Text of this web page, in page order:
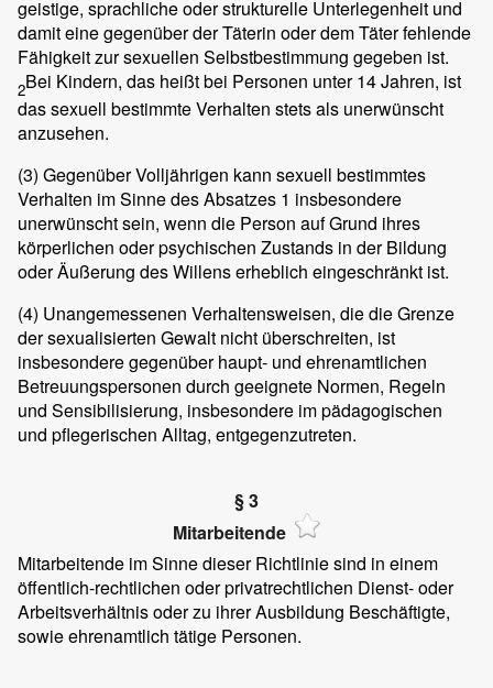
geistige, sprachliche oder strukturelle Unterlegenheit und
damit eine gegenüber der Täterin oder dem Täter fehlende
Fähigkeit zur sexuellen Selbstbestimmung gegeben ist.
2Bei Kindern, das heißt bei Personen unter 14 Jahren, ist
das sexuell bestimmte Verhalten stets als unerwünscht
anzusehen.
(3) Gegenüber Volljährigen kann sexuell bestimmtes
Verhalten im Sinne des Absatzes 1 insbesondere
unerwünscht sein, wenn die Person auf Grund ihres
körperlichen oder psychischen Zustands in der Bildung
oder Äußerung des Willens erheblich eingeschränkt ist.
(4) Unangemessenen Verhaltensweisen, die die Grenze
der sexualisierten Gewalt nicht überschreiten, ist
insbesondere gegenüber haupt- und ehrenamtlichen
Betreuungspersonen durch geeignete Normen, Regeln
und Sensibilisierung, insbesondere im pädagogischen
und pflegerischen Alltag, entgegenzutreten.
§ 3
Mitarbeitende
Mitarbeitende im Sinne dieser Richtlinie sind in einem
öffentlich-rechtlichen oder privatrechtlichen Dienst- oder
Arbeitsverhältnis oder zu ihrer Ausbildung Beschäftigte,
sowie ehrenamtlich tätige Personen.